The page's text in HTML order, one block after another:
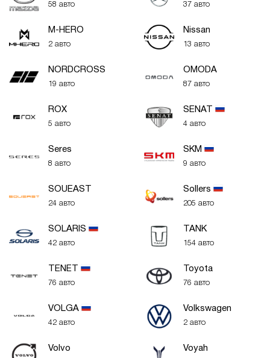
58 авто 37 авто
M-HERO
2 авто
Nissan
13 авто
NORDCROSS
19 авто
OMODA
87 авто
ROX
5 авто
SENAT
4 авто
Seres
8 авто
SKM
9 авто
SOUEAST
24 авто
Sollers
205 авто
SOLARIS
42 авто
TANK
154 авто
TENET
76 авто
Toyota
76 авто
VOLGA
42 авто
Volkswagen
2 авто
Volvo Voyah